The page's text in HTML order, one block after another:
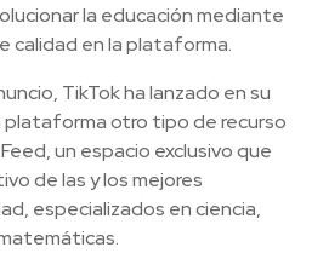
la educación mediante
calidad en la plataforma.
TikTok ha lanzado en su
plataforma otro tipo de recurso
un espacio exclusivo que
de las y los mejores
especializados en ciencia,